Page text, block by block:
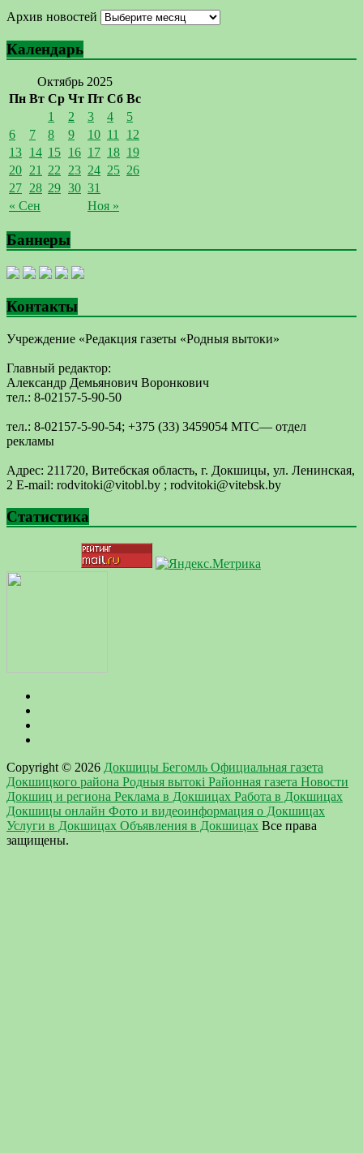
Архив новостей
Календарь
Октябрь 2025
Пн Вт Ср Чт Пт Сб Вс
« Сен Ноя »
1 2 3 4
5
6
7 8 9 10 11
12
13 14 15 16 17 18 19
20 21 22 23 24 25 26
27 28 29 30 31
Баннеры
Контакты
Учреждение «Редакция газеты «Родныя вытоки»
Главный редактор:
Александр Демьянович Воронкович
тел.: 8-02157-5-90-50
тел.: 8-02157-5-90-54; +375 (33) 3459054 МТС— отдел
рекламы
Адрес: 211720, Витебская область, г. Докшицы, ул. Ленинская,
2 E-mail: ​rodvitoki@​​vitobl​.by ; rodvitoki@vitebsk.by
Статистика
Copyright © 2026 Докшицы Бегомль Официальная газета
Докшицкого района Родныя вытокi Районная газета Новости
Докшиц и региона Реклама в Докшицах Работа в Докшицах
Докшицы онлайн Фото и видеоинформация о Докшицах
Услуги в Докшицах Объявления в Докшицах Все права
защищены.